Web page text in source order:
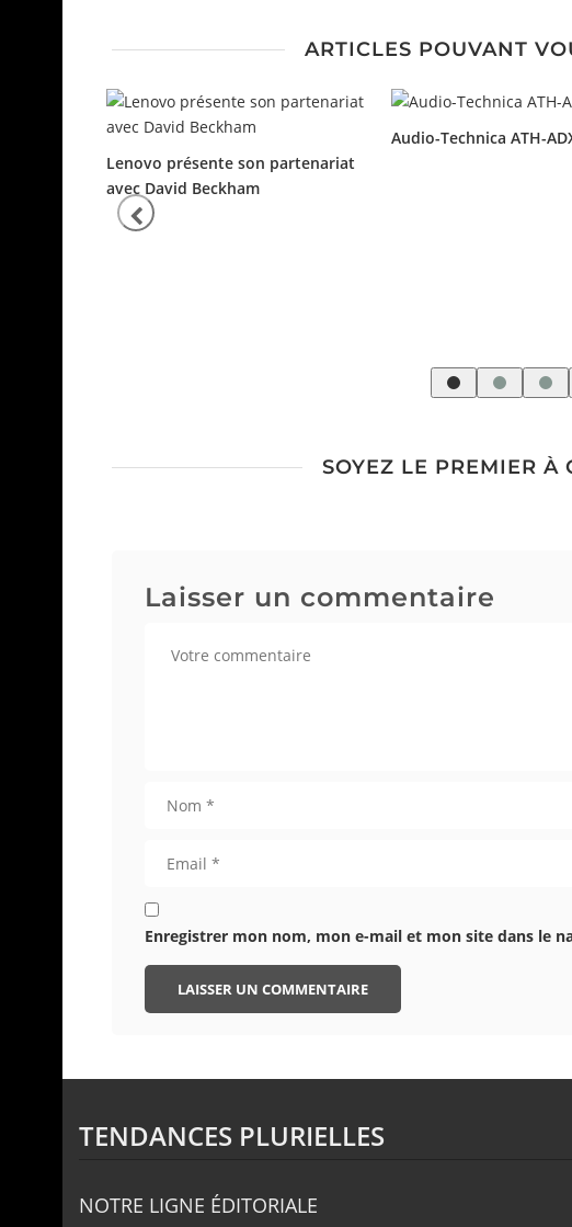
ARTICLES POUVANT
Lenovo présente son partenariat
avec David Beckham
Audio-Technica ATH-
SOYEZ LE PREMIER À
Laisser un commentaire
Enregistrer mon nom, mon e-mail et mon site dans le
TENDANCES PLURIELLES
NOTRE LIGNE ÉDITORIALE